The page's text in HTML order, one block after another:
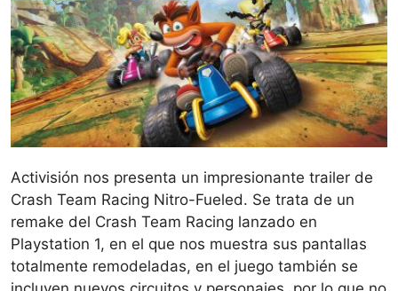
Activisión nos presenta un impresionante trailer de
Crash Team Racing Nitro-Fueled. Se trata de un
remake del Crash Team Racing lanzado en
Playstation 1, en el que nos muestra sus pantallas
totalmente remodeladas, en el juego también se